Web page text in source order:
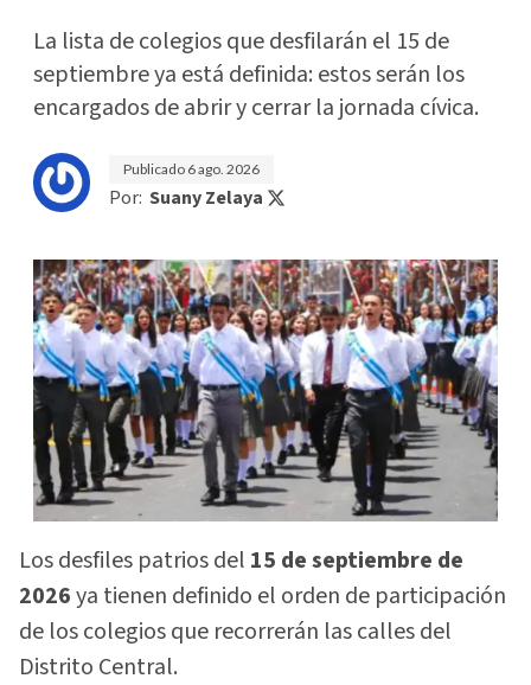
La lista de colegios que desfilarán el 15 de
septiembre ya está definida: estos serán los
encargados de abrir y cerrar la jornada cívica.
Publicado 6 ago. 2026
Por: Suany Zelaya
Los desfiles patrios del 15 de septiembre de
2026ya tienen definido el orden de participación
de los colegios que recorrerán las calles del
Distrito Central.